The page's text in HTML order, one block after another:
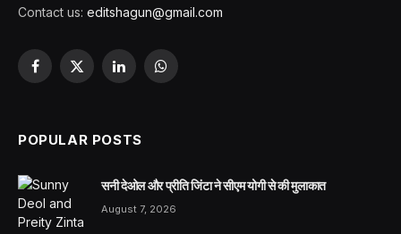
Contact us: editshagun@gmail.com
Facebook
X
LinkedInWhatsApp
POPULAR POSTS
सनी देओल और प्रीति जिंटा ने सीएम योगी से की मुलाकात
August 7, 2026